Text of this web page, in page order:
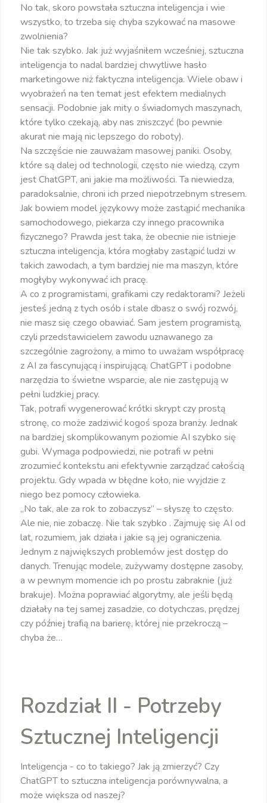
No tak, skoro powstała sztuczna inteligencja i wie
wszystko, to trzeba się chyba szykować na masowe
zwolnienia?
Nie tak szybko. Jak już wyjaśniłem wcześniej, sztuczna
inteligencja to nadal bardziej chwytliwe hasło
marketingowe niż faktyczna inteligencja. Wiele obaw i
wyobrażeń na ten temat jest efektem medialnych
sensacji. Podobnie jak mity o świadomych maszynach,
które tylko czekają, aby nas zniszczyć (bo pewnie
akurat nie mają nic lepszego do roboty).
Na szczęście nie zauważam masowej paniki. Osoby,
które są dalej od technologii, często nie wiedzą, czym
jest ChatGPT, ani jakie ma możliwości. Ta niewiedza,
paradoksalnie, chroni ich przed niepotrzebnym stresem.
Jak bowiem model językowy może zastąpić mechanika
samochodowego, piekarza czy innego pracownika
fizycznego? Prawda jest taka, że obecnie nie istnieje
sztuczna inteligencja, która mogłaby zastąpić ludzi w
takich zawodach, a tym bardziej nie ma maszyn, które
mogłyby wykonywać ich pracę.
A co z programistami, grafikami czy redaktorami? Jeżeli
jesteś jedną z tych osób i stale dbasz o swój rozwój,
nie masz się czego obawiać. Sam jestem programistą,
czyli przedstawicielem zawodu uznawanego za
szczególnie zagrożony, a mimo to uważam współpracę
z AI za fascynującą i inspirującą. ChatGPT i podobne
narzędzia to świetne wsparcie, ale nie zastępują w
pełni ludzkiej pracy.
Tak, potrafi wygenerować krótki skrypt czy prostą
stronę, co może zadziwić kogoś spoza branży. Jednak
na bardziej skomplikowanym poziomie AI szybko się
gubi. Wymaga podpowiedzi, nie potrafi w pełni
zrozumieć kontekstu ani efektywnie zarządzać całością
projektu. Gdy wpada w błędne koło, nie wyjdzie z
niego bez pomocy człowieka.
„No tak, ale za rok to zobaczysz” – słyszę to często.
Ale nie, nie zobaczę. Nie tak szybko . Zajmuję się AI od
lat, rozumiem, jak działa i jakie są jej ograniczenia.
Jednym z największych problemów jest dostęp do
danych. Trenując modele, zużywamy dostępne zasoby,
a w pewnym momencie ich po prostu zabraknie (już
brakuje). Można poprawiać algorytmy, ale jeśli będą
działały na tej samej zasadzie, co dotychczas, prędzej
czy później trafią na barierę, której nie przekroczą –
chyba że…
Rozdział II - Potrzeby
Sztucznej Inteligencji
Inteligencja - co to takiego? Jak ją zmierzyć? Czy
ChatGPT to sztuczna inteligencja porównywalna, a
może większa od naszej?